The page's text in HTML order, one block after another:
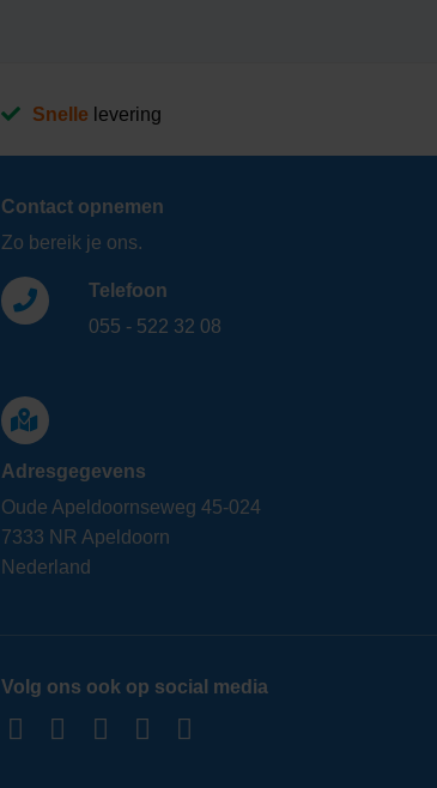
Snelle levering
Contact opnemen
Zo bereik je ons.
Telefoon
055 - 522 32 08
Adresgegevens
Oude Apeldoornseweg 45-024
7333 NR Apeldoorn
Nederland
Volg ons ook op social media